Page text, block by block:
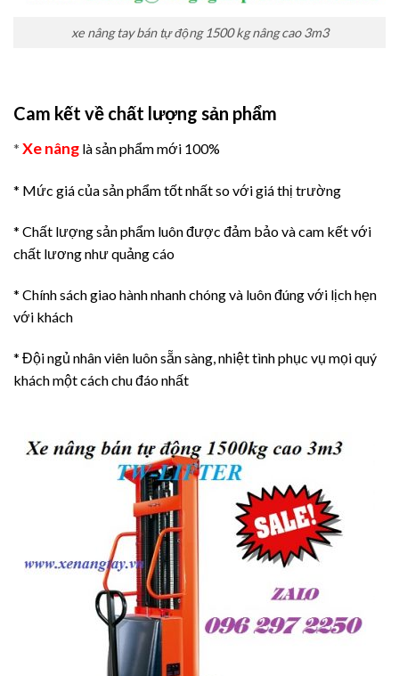
xe nâng tay bán tự động 1500 kg nâng cao 3m3
Cam kết về chất lượng sản phẩm
* Xe nâng là sản phẩm mới 100%
* Mức giá của sản phẩm tốt nhất so với giá thị trường
* Chất lượng sản phẩm luôn được đảm bảo và cam kết với
chất lương như quảng cáo
* Chính sách giao hành nhanh chóng và luôn đúng với lịch hẹn
với khách
* Đội ngủ nhân viên luôn sẵn sàng, nhiệt tình phục vụ mọi quý
khách một cách chu đáo nhất